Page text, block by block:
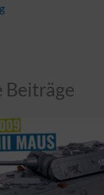
Beiträge